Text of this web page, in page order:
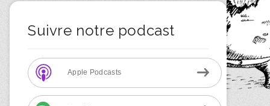
Suivre notre podcast
Apple Podcasts